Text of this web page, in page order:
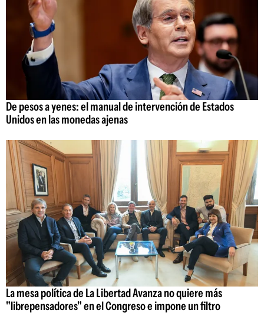
De pesos a yenes: el manual de intervención de Estados
Unidos en las monedas ajenas
La mesa política de La Libertad Avanza no quiere más
"librepensadores" en el Congreso e impone un filtro